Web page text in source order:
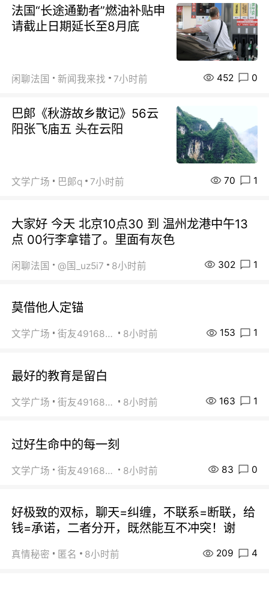
法国“长途通勤者”燃油补贴申
请截止日期延长至8月底
闲聊法国 新闻我来找 7小时前 452 0
巴郞《秋游故乡散记》56云
阳张飞庙五 头在云阳
文学广场 巴郞q 7小时前 70 1
大家好 今天 北京10点30 到 温州龙港中午13
点 00行李拿错了。里面有灰色
闲聊法国 @国_uz5i7 8小时前 302 1
莫借他人定锚
文学广场 街友49168527 8小时前 153 1
最好的教育是留白
文学广场 街友49168527 8小时前 163 1
过好生命中的每一刻
文学广场 街友49168527 8小时前 83 0
好极致的双标，聊天=纠缠，不联系=断联，给
钱=承诺，二者分开，既然能互不冲突！谢
真情秘密 匿名 8小时前 209 4